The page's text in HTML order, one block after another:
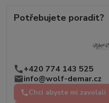
Potřebujete poradit?
+420 774 143 525
info@wolf-demar.cz
Chci abyste mi zavolali